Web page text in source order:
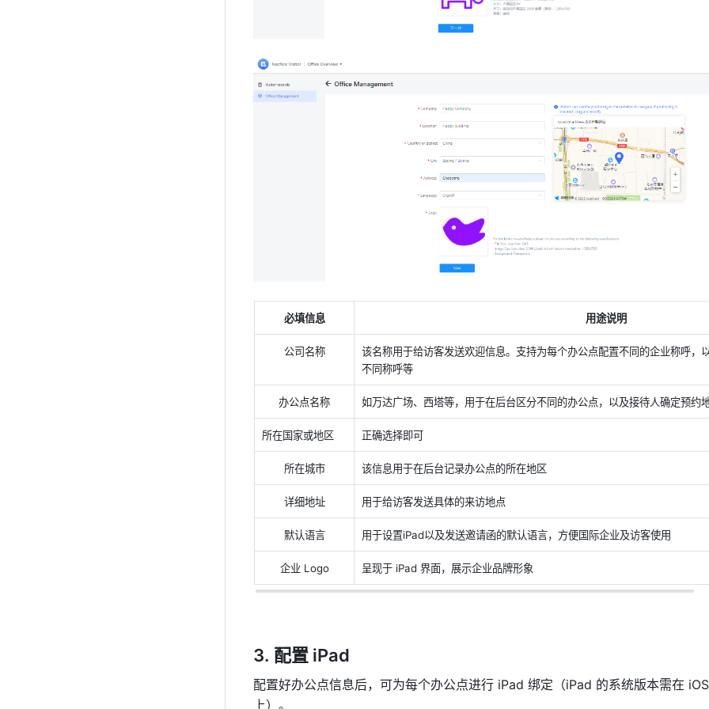
必填信息 用途说明
公司名称
该名称用于给访客发送欢迎信息。支持为每个办公点配置不同的企业称呼，
不同称呼等
办公点名称 如万达广场、西塔等，用于在后台区分不同的办公点，以及接待人确定预约
所在国家或地区 正确选择即可
所在城市 该信息用于在后台记录办公点的所在地区
详细地址 用于给访客发送具体的来访地点
默认语言 用于设置iPad以及发送邀请函的默认语言，方便国际企业及访客使用
企业 Logo 呈现于 iPad 界面，展示企业品牌形象
配置 iPad
配置好办公点信息后，可为每个办公点进行 iPad 绑定（iPad 的系统版本需在
上）。